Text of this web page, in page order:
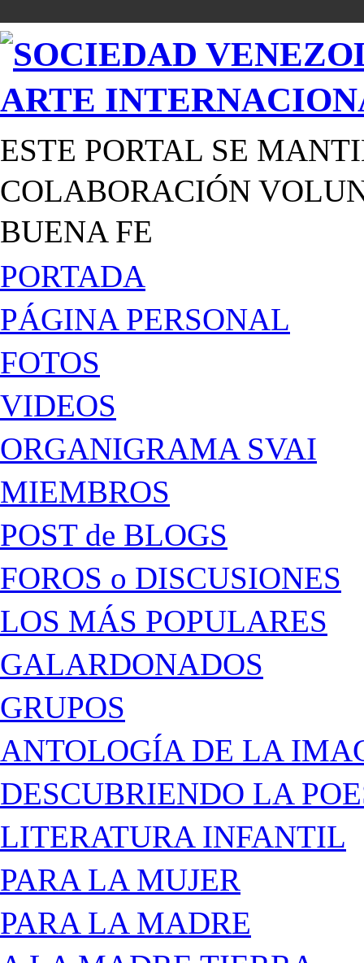
ESTE PORTAL SE
COLABORACIÓN
BUENA FE
PORTADA
PÁGINA PERSONAL
FOTOS
VIDEOS
ORGANIGRAMA SVAI
MIEMBROS
POST de BLOGS
FOROS o DISCUSIONES
LOS MÁS POPULARES
GALARDONADOS
GRUPOS
ANTOLOGÍA DE LA
DESCUBRIENDO LA
LITERATURA INFANTIL
PARA LA MUJER
PARA LA MADRE